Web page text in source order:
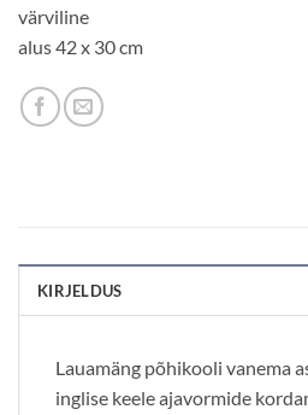
värviline
alus 42 x 30 cm
KIRJELDUS
Lauamäng põhikooli vanema
inglise keele ajavormide